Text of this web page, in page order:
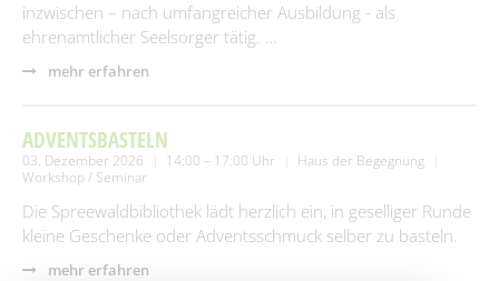
inzwischen – nach umfangreicher Ausbildung - als
ehrenamtlicher Seelsorger tätig. …
mehr erfahren
ADVENTSBASTELN
03. Dezember 2026 14:00 – 17:00 Uhr
Haus der Begegnung
Workshop / Seminar
Die Spreewaldbibliothek lädt herzlich ein, in geselliger Runde
kleine Geschenke oder Adventsschmuck selber zu basteln.
mehr erfahren